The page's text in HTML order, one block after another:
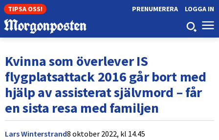
TIPSA OSS! LOGGA IN
PRENUMERERA
Kvinna som överlever IS
flygplatsattack 2016 går bort med
hjälp av assisterat självmord – får
en sista resa med familjen
Lars Winterstrand8 oktober 2022, kl 14.45